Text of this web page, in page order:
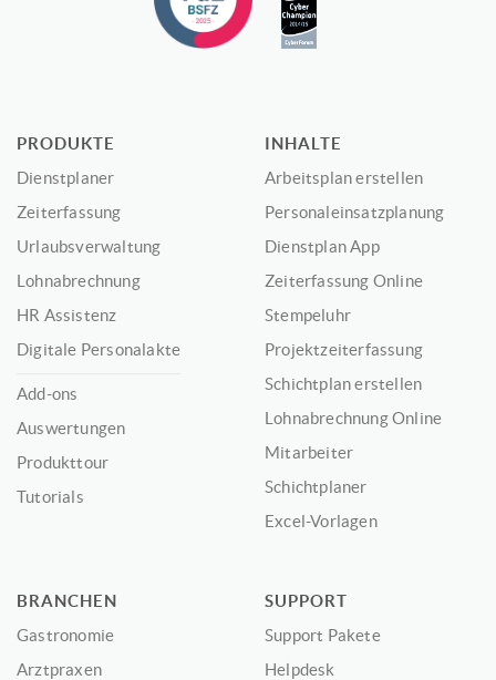
PRODUKTE
Dienstplaner
Zeiterfassung
Urlaubsverwaltung
Lohnabrechnung
HR Assistenz
Digitale Personalakte
Add-ons
Auswertungen
Produkttour
Tutorials
INHALTE
Arbeitsplan erstellen
Personaleinsatzplanung
Dienstplan App
Zeiterfassung Online
Stempeluhr
Projektzeiterfassung
Schichtplan erstellen
Lohnabrechnung Online
Mitarbeiter
Schichtplaner
Excel-Vorlagen
BRANCHEN
Gastronomie
Arztpraxen
SUPPORT
Support Pakete
Helpdesk